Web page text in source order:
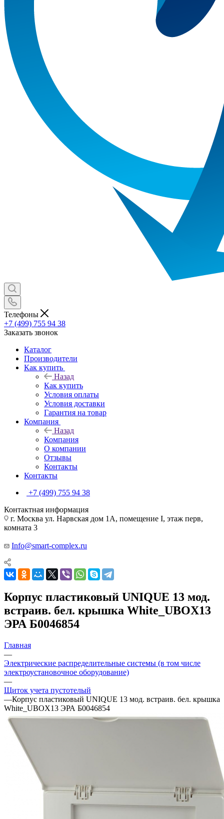
Телефоны
+7 (499) 755 94 38
Заказать звонок
Каталог
Производители
Как купить
Назад
Как купить
Условия оплаты
Условия доставки
Гарантия на товар
Компания
Назад
Компания
О компании
Отзывы
Контакты
Контакты
+7 (499) 755 94 38
Контактная информация
г. Москва ул. Нарвская дом 1А, помещение I, этаж перв,
комната 3
Info@smart-complex.ru
Корпус пластиковый UNIQUE 13 мод.
встраив. бел. крышка White_UBOX13
ЭРА Б0046854
Главная
—
Электрические распределительные системы (в том числе
электроустановочное оборудование)
—
Щиток учета пустотелый
—Корпус пластиковый UNIQUE 13 мод. встраив. бел. крышка
White_UBOX13 ЭРА Б0046854